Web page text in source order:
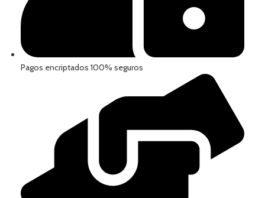
Pagos encriptados 100% seguros